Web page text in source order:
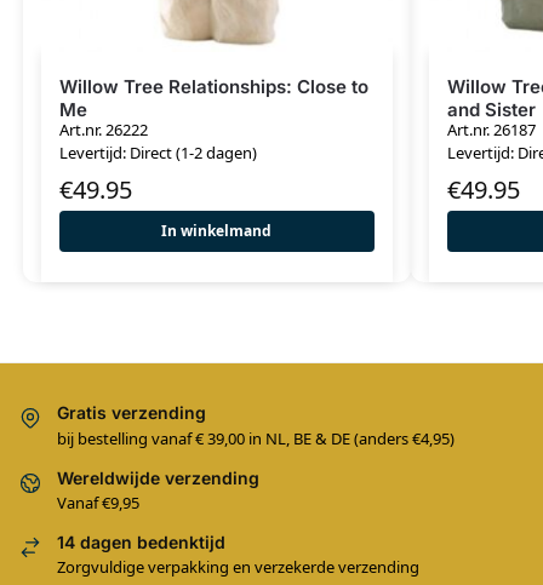
Willow Tree Relationships: Close to
Me
Art.nr. 26222
Levertijd: Direct (1-2 dagen)
€49.95
In winkelmand
Willow
and Sister
Art.nr. 26187
Levertijd:
€49.95
Gratis verzending
bij bestelling vanaf € 39,00 in NL, BE & DE (anders €4,95)
Wereldwijde verzending
Vanaf €9,95
14 dagen bedenktijd
Zorgvuldige verpakking en verzekerde verzending